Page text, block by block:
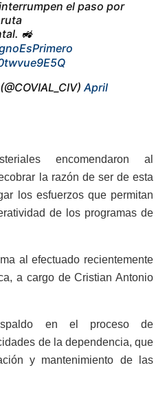
el paso por
🚜
April
encomendaron al
la razón de ser de esta
los esfuerzos que permitan
de los programas de
al efectuado recientemente
a cargo de Cristian Antonio
en el proceso de
de la dependencia, que
y mantenimiento de las